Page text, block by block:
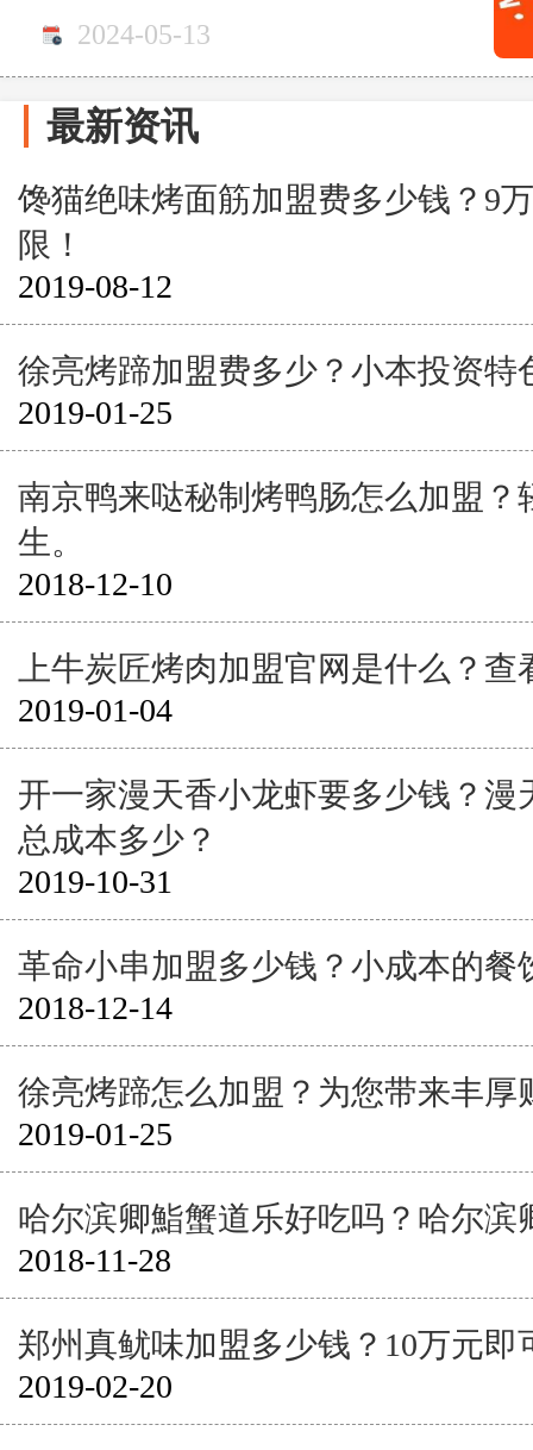
2024-05-13
最新资讯
馋猫绝味烤面筋加盟费多少钱？9
限！
2019-08-12
徐亮烤蹄加盟费多少？小本投资特
2019-01-25
南京鸭来哒秘制烤鸭肠怎么加盟？
生。
2018-12-10
上牛炭匠烤肉加盟官网是什么？
2019-01-04
开一家漫天香小龙虾要多少钱？漫
总成本多少？
2019-10-31
革命小串加盟多少钱？小成本的餐
2018-12-14
徐亮烤蹄怎么加盟？为您带来丰厚
2019-01-25
哈尔滨卿鮨蟹道乐好吃吗？哈尔滨
2018-11-28
郑州真鱿味加盟多少钱？10万元即
2019-02-20